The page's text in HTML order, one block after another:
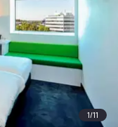
1/11